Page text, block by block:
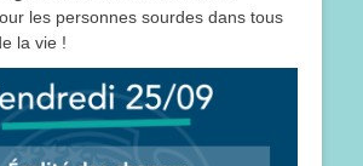
les personnes sourdes dans tous
la vie !